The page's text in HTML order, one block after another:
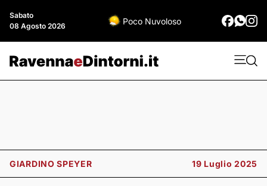
Sabato
08 Agosto 2026
Poco Nuvoloso
GIARDINO SPEYER 19 Luglio 2025